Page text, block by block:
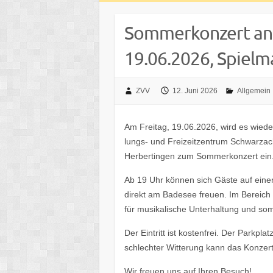
Sommer­kon­zert
19.06.2026,
ZVV 12. Juni 2026 Allgemein
Am Frei­tag, 19.06.2026, wird es
lungs- und Frei­zeit­zen­trum
Herber­tin­gen zum Sommer­kon­zert
Ab 19 Uhr können sich Gäste auf
direkt am Bade­see freuen. Im
für musi­ka­li­sche Unter­hal­tung und
Der Eintritt ist kosten­frei. Der
schlech­ter Witte­rung kann das